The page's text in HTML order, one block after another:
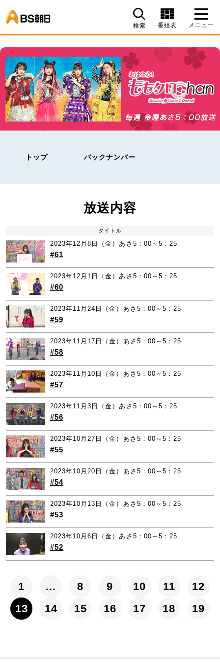
検索 番組表 メニュー
トップ バックナンバー
放送内容
タイトル
2023年12月8日（金）あさ5：00～5：25
#61
2023年12月1日（金）あさ5：00～5：25
#60
2023年11月24日（金）あさ5：00～5：25
#59
2023年11月17日（金）あさ5：00～5：25
#58
2023年11月10日（金）あさ5：00～5：25
#57
2023年11月3日（金）あさ5：00～5：25
#56
2023年10月27日（金）あさ5：00～5：25
#55
2023年10月20日（金）あさ5：00～5：25
#54
2023年10月13日（金）あさ5：00～5：25
#53
2023年10月6日（金）あさ5：00～5：25
#52
1 … 8 9 10 11
12
13
14 15 16 17 18 19